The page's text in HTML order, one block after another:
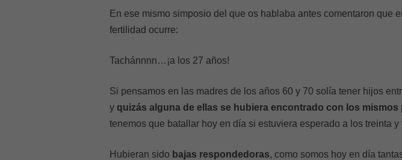
En ese mismo simposio del que os hablaba antes comentaron que
fertilidad ocurre:
Tachánnnn…¡a los 27 años!
Si pensamos en las madres de los años 60 y 70 solía tener hijos
y quizás alguna de ellas se hubiera encontrado con los mismos
tenemos que batallar hoy en día si estuviera esperado a los treinta
Hubieran sido bajas respondedoras, como somos hoy en día